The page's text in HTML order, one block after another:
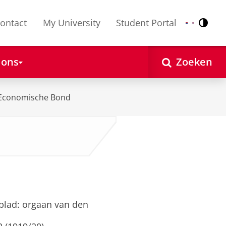
My University Student Portal Nederlands
English
Zoeken
Bond
orgaan van den